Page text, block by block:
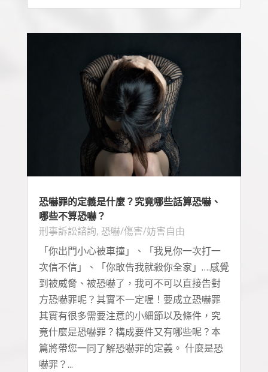
恐嚇罪的定義是什麼？究竟哪些話算恐嚇、
哪些不算恐嚇？
刑事訴訟諮詢, 恐嚇/傷害/妨害自由
「你出門小心被車撞」、「我見你一次打一
次信不信」、「你敢告我就殺你全家」….感覺
到被威脅、被恐嚇了，我可不可以直接告對
方恐嚇罪呢？其實不一定喔！要成立恐嚇罪
其實有很多需要注意的小細節以及條件，究
竟什麼是恐嚇罪？構成要件又有哪些呢？本
篇將帶您一同了解恐嚇罪的定義。 什麼是恐
嚇罪？...